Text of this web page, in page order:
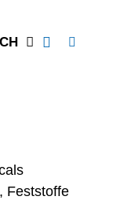
, Feststoffe